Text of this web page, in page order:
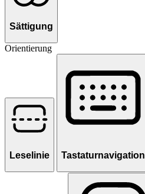
Sättigung
Orientierung
Leselinie Tastaturnavigation